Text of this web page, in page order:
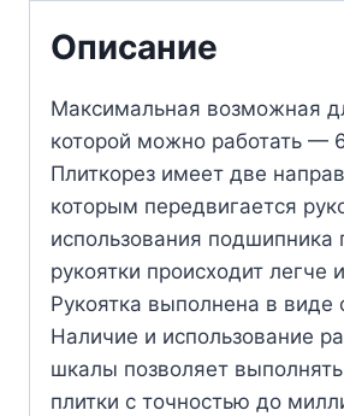
Описание
Максимальная возможная
которой можно работать —
Плиткорез имеет две
которым передвигается
использования
рукоятки происходит легче
Рукоятка выполнена в виде
Наличие и использование
шкалы позволяет
плитки с точностью до